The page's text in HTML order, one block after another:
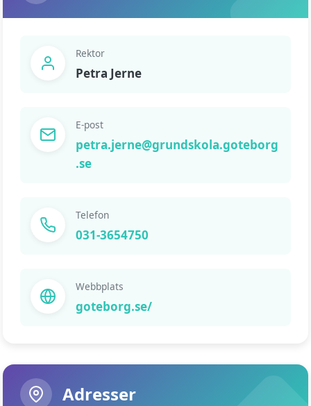
Rektor
Petra Jerne
E-post
petra.jerne@grundskola.goteborg
.se
Telefon
031-3654750
Webbplats
goteborg.se/
Adresser